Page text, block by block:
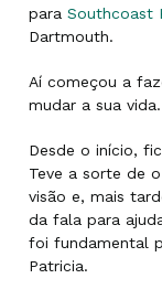
para Southcoast
Dartmouth.
Aí começou a
mudar a sua vida.
Desde o início,
Teve a sorte de
visão e, mais
da fala para
foi fundamental
Patricia.